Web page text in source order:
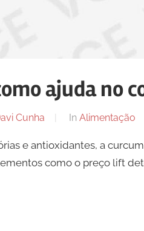
ajuda no
Cunha In Alimentação
e antioxidantes, a
como o preço lift